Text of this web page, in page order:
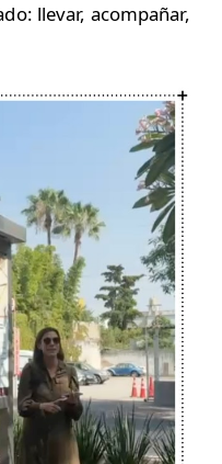
llevar, acompañar,